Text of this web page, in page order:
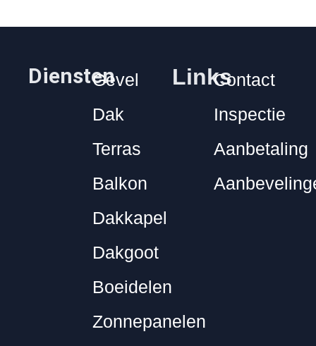
DienstenGevel
Dak
Terras
Balkon
Dakkapel
Dakgoot
Boeidelen
Zonnepanelen
LinksContact
Inspectie
Aanbetaling